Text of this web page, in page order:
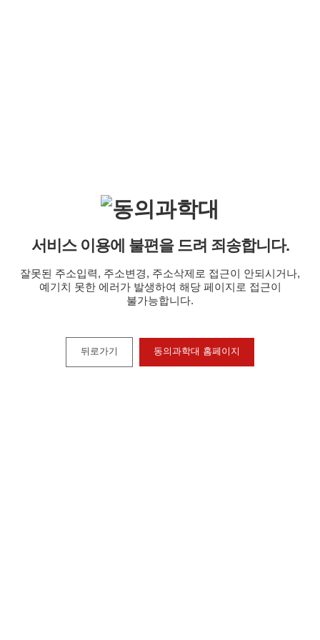
서비스 이용에 불편을 드려 죄송합니다.
잘못된 주소입력, 주소변경, 주소삭제로 접근이 안되시거나,
예기치 못한 에러가 발생하여 해당 페이지로 접근이
불가능합니다.
뒤로가기 동의과학대 홈페이지